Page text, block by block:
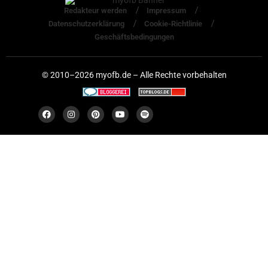
Redakteur werden
Impressum
Datenschutzerklärung
Cookie-Richtlinie
Geschäftsbedingungen
© 2010–2026 myofb.de – Alle Rechte vorbehalten